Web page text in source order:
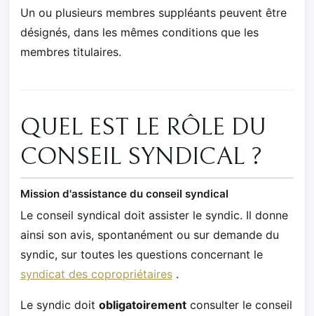
Un ou plusieurs membres suppléants peuvent être
désignés, dans les mêmes conditions que les
membres titulaires.
QUEL EST LE RÔLE DU
CONSEIL SYNDICAL ?
Mission d'assistance du conseil syndical
Le conseil syndical doit assister le syndic. Il donne
ainsi son avis, spontanément ou sur demande du
syndic, sur toutes les questions concernant le
syndicat des copropriétaires .
Le syndic doit obligatoirement consulter le conseil